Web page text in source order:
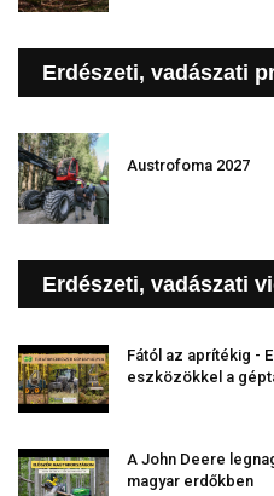
Erdészeti, vadászati
Austrofoma 2027
Erdészeti, vadászati
Fától az aprítékig -
eszközökkel a
A John Deere
magyar erdőkben